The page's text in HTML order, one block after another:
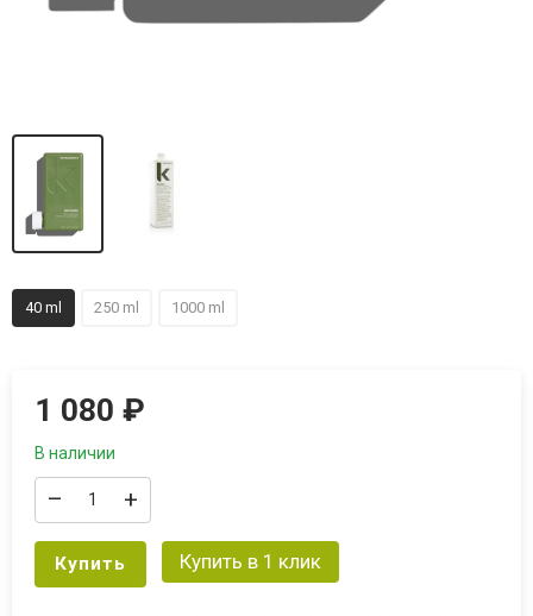
40 ml 250 ml 1000 ml
1 080₽
В наличии
– +
Купить Купить в 1 клик